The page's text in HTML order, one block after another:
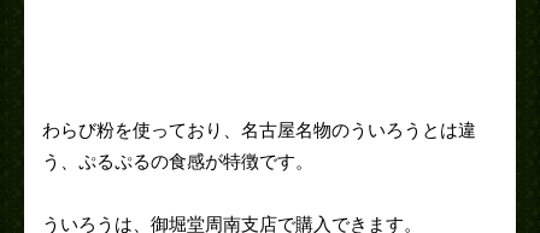
わらび粉を使っており、名古屋名物のういろうとは違
う、ぷるぷるの食感が特徴です。
ういろうは、御堀堂周南支店で購入できます。